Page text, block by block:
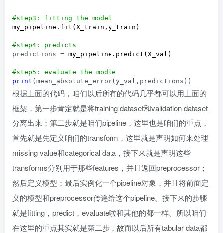
#step3: fitting the model
my_pipeline.fit(X_train,y_train)
#step4: predicts
predictions = my_pipeline.predict(X_val)
#step5: evaluate the modle
print (mean_absolute_error(y_val,predictions))
根据上面的代码，咱们以后所有的代码几乎都可以用上面的
框架，第一步肯定就是将training dataset和validation dataset
分离出来；第二步就是咱们pipeline，这里也是咱们的重点，
首先就是先定义咱们的transform，这里就是声明如何来处理
missing value和categorical data，接下来就是声明这些
transforms分别用于那些features，并且返回preprocessor；
然后定义模型；最后实例化一个pipeline对象，并且将前面定
义的模型和preprocessor传递给这个pipeline。接下来的步骤
就是fitting，predict，evaluate啦和其他的都一样。所以咱们
在这里的重点其实就是第二步，故而以后所有tabular data都